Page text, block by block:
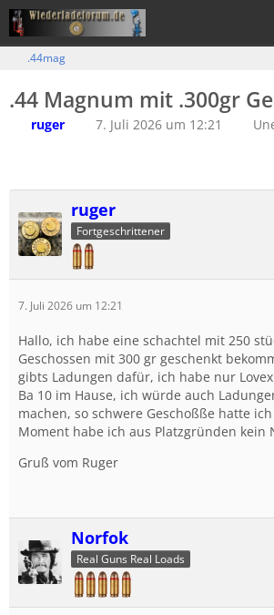
.44mag
.44 Magnum mit .300gr
ruger 7. Juli 2026 um 12:21
ruger
Fortgeschrittener
7. Juli 2026 um 12:21
Hallo, ich habe eine schachtel mit 250
Geschossen mit 300 gr geschenkt
gibts Ladungen dafür, ich habe nur
Ba 10 im Hause, ich würde auch
machen, so schwere Geschoßße hatte
Moment habe ich aus Platzgründen kein
Gruß vom Ruger
Norfok
Real Guns Real Loads